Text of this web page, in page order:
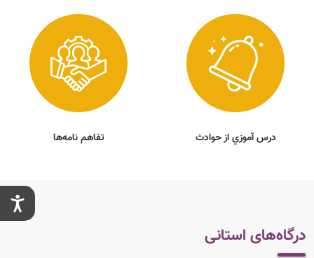
درس آموزي از حوادث تفاهم نامه‌ها
درگاه‌های استانی